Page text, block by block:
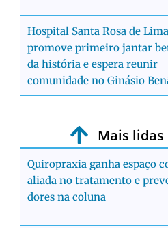
Hospital Santa Rosa de Lima
promove primeiro jantar
da história e espera reunir
comunidade no Ginásio
Mais lidas
Quiropraxia ganha espaço
aliada no tratamento e
dores na coluna